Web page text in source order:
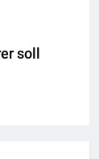
soll